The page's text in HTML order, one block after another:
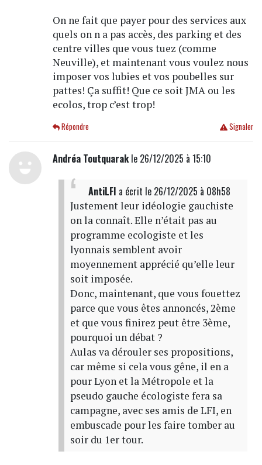
On ne fait que payer pour des services aux
quels on n a pas accès, des parking et des
centre villes que vous tuez (comme
Neuville), et maintenant vous voulez nous
imposer vos lubies et vos poubelles sur
pattes! Ça suffit! Que ce soit JMA ou les
ecolos, trop c’est trop!
Signaler
Répondre
Andréa Toutquarakle 26/12/2025 à 15:10
AntiLFI a écrit le 26/12/2025 à 08h58
Justement leur idéologie gauchiste
on la connaît. Elle n’était pas au
programme ecologiste et les
lyonnais semblent avoir
moyennement apprécié qu’elle leur
soit imposée.
Donc, maintenant, que vous fouettez
parce que vous êtes annoncés, 2ème
et que vous finirez peut être 3ème,
pourquoi un débat ?
Aulas va dérouler ses propositions,
car même si cela vous gêne, il en a
pour Lyon et la Métropole et la
pseudo gauche écologiste fera sa
campagne, avec ses amis de LFI, en
embuscade pour les faire tomber au
soir du 1er tour.